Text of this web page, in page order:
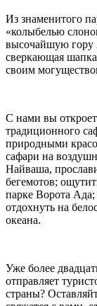
Из знаменитого
«колыбелью
высочайшую гору
сверкающая
своим
С нами вы
традиционного
природными
сафари на
Найваша,
бегемотов;
парке Ворота Ада;
отдохнуть на
океана.
Уже более
отправляет
страны?